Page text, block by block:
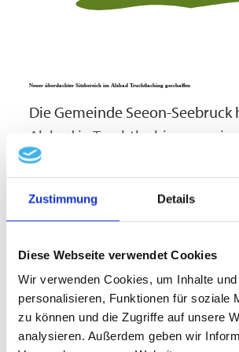
Zustimmung Details
Diese Webseite verwendet Cookies
Wir verwenden Cookies, um Inhalte
personalisieren, Funktionen für soziale
zu können und die Zugriffe auf unsere
analysieren. Außerdem geben wir
Neuer überdachter Sitzbereich im Alzbad Truchtlaching geschaffen
Die Gemeinde Seeon-Seebruck
Alzbad in Truchtlaching um einen
überdachten Sitzbereich
zum Spielplatz und bietet
Ausruhen und Brotzeit machen.
Der Wunsch nach einer solchen
Sitzgelegenheit kam aus der
und wurde von der Gemeinde